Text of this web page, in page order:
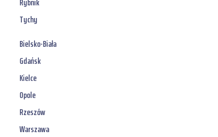
Tychy
Bielsko-Biała
Gdańsk
Kielce
Opole
Rzeszów
Warszawa